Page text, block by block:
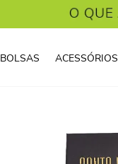
BOLSAS ACESSÓRIOS